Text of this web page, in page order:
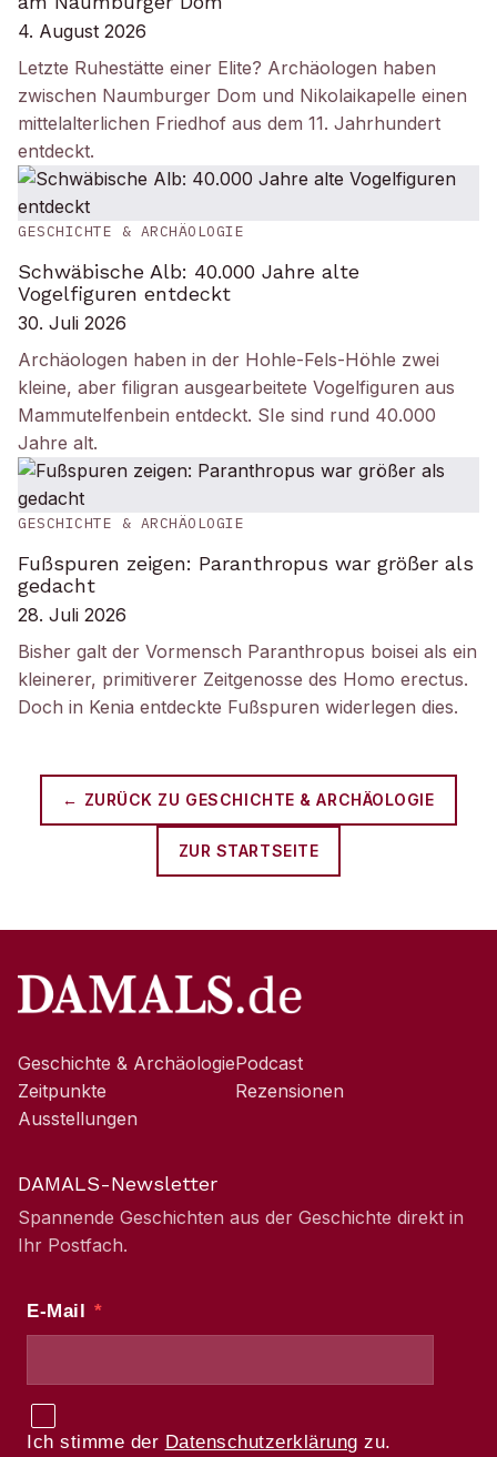
4. August 2026
Letzte Ruhestätte einer Elite? Archäologen haben
zwischen Naumburger Dom und Nikolaikapelle einen
mittelalterlichen Friedhof aus dem 11. Jahrhundert
entdeckt.
GESCHICHTE & ARCHÄOLOGIE
Schwäbische Alb: 40.000 Jahre alte
Vogelfiguren entdeckt
30. Juli 2026
Archäologen haben in der Hohle-Fels-Höhle zwei
kleine, aber filigran ausgearbeitete Vogelfiguren aus
Mammutelfenbein entdeckt. SIe sind rund 40.000
Jahre alt.
GESCHICHTE & ARCHÄOLOGIE
Fußspuren zeigen: Paranthropus war größer als
gedacht
28. Juli 2026
Bisher galt der Vormensch Paranthropus boisei als ein
kleinerer, primitiverer Zeitgenosse des Homo erectus.
Doch in Kenia entdeckte Fußspuren widerlegen dies.
← ZURÜCK ZU GESCHICHTE & ARCHÄOLOGIE
ZUR STARTSEITE
Geschichte & Archäologie
Zeitpunkte
Ausstellungen
Podcast
Rezensionen
DAMALS-Newsletter
Spannende Geschichten aus der Geschichte direkt in
Ihr Postfach.